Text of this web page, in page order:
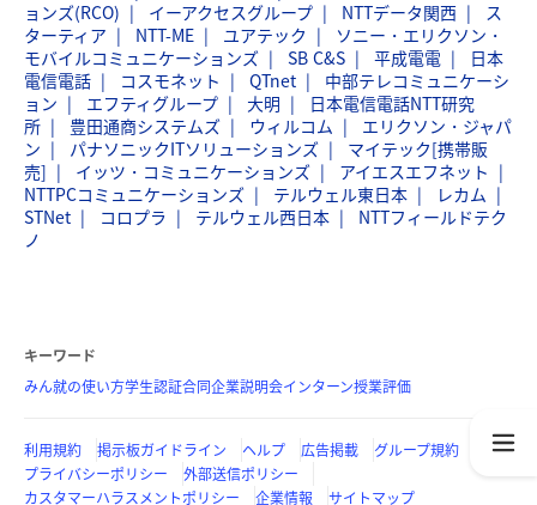
ョンズ(RCO)
イーアクセスグループ NTTデータ関西
ス
ターティア
NTT-ME ユアテック
ソニー・エリクソン・
モバイルコミュニケーションズ
SB C&S 平成電電
日本
電信電話
コスモネット QTnet
中部テレコミュニケーシ
ョン
エフティグループ 大明
日本電信電話NTT研究
所
豊田通商システムズ ウィルコム
エリクソン・ジャパ
ン
パナソニックITソリューションズ
マイテック[携帯販
売]
イッツ・コミュニケーションズ
アイエスエフネット
NTTPCコミュニケーションズ
テルウェル東日本
レカム
STNet
コロプラ テルウェル西日本
NTTフィールドテク
ノ
キーワード
みん就の使い方学生認証合同企業説明会インターン授業評価
利用規約 掲示板ガイドライン ヘルプ 広告掲載
グループ規約
プライバシーポリシー
外部送信ポリシー
カスタマーハラスメントポリシー
企業情報 サイトマップ